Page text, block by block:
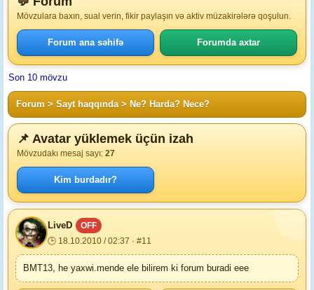
Mövzulara baxın, sual verin, fikir paylaşın və aktiv müzakirələrə qoşulun.
Forum ana səhifə Forumda axtar
Son 10 mövzu
Forum > Sayt haqqında> Ne? Harda? Nece?
📌 Avatar yüklemek üçün izah
Mövzudakı mesaj sayı: 27
Kim burdadır?
LiveD
OFF
🕒 18.10.2010 / 02:37 · #11
BMT13, he yaxwi.mende ele bilirem ki forum buradi eee